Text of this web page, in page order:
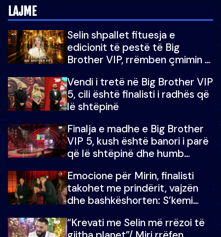
LAJME
Selin shpallet fituesja e
edicionit të pestë të Big
Brother VIP, rrëmben çmimin e
Vendi i tretë në Big Brother VIP
5, cili është finalisti i radhës që
lë shtëpinë
Finalja e madhe e Big Brother
VIP 5, kush është banori i parë
që lë shtëpinë dhe humb
çmimin e madh
Emocione për Mirin, finalisti
takohet me prindërit, vajzën
dhe bashkëshorten: S’kemi
“Krevati me Selin më rrëzoi të